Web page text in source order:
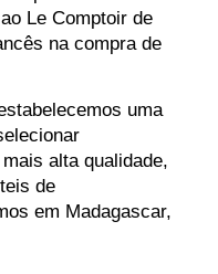
Le Comptoir de
na compra de
uma
alta qualidade,
de
em Madagascar,